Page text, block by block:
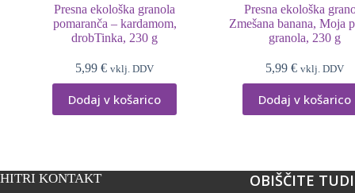
Presna ekološka granola
pomaranča – kardamom,
drobTinka, 230 g
5,99€ vklj. DDV
Dodaj v košarico
Presna ekološka
Zmešana banana, Moja
granola, 230 g
5,99€ vklj. DDV
Dodaj v košarico
HITRI KONTAKT OBIŠČITE